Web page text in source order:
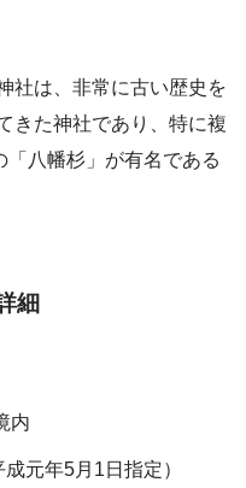
社は、非常に古い歴史を
きた神社であり、特に複
八幡杉」が有名である
細
内
元年5月1日指定）